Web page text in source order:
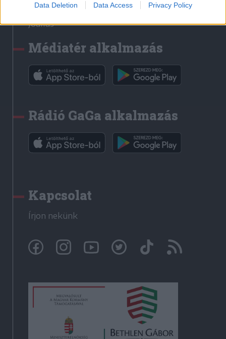
Data Deletion Data Access Privacy Policy
Rádió GaGa
Jóállás
Médiatér alkalmazás
Rádió GaGa alkalmazás
Kapcsolat
Írjon nekünk